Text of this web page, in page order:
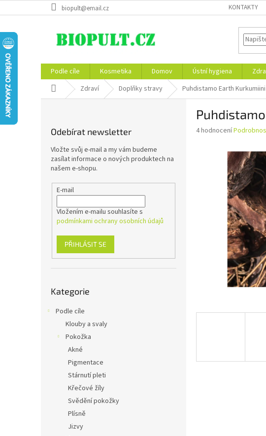
na
biopult@email.cz KONTAKTY
Podle cíle Kosmetika Domov Ústní hygiena
Domů Zdraví Doplňky stravy Puhdistamo Earth
Odebírat newsletter
Vložte svůj e-mail a my vám budeme
zasílat informace o nových produktech na
našem e-shopu.
E-mail
Vložením e-mailu souhlasíte s
podmínkami ochrany osobních údajů
PŘIHLÁSIT SE
kategorie
Kategorie
Podle cíle
Klouby a svaly
Pokožka
Akné
Pigmentace
Stárnutí pleti
Křečové žíly
Svědění pokožky
Plísně
Jizvy
Průměrné
hvězdiček.
4 hodnocení